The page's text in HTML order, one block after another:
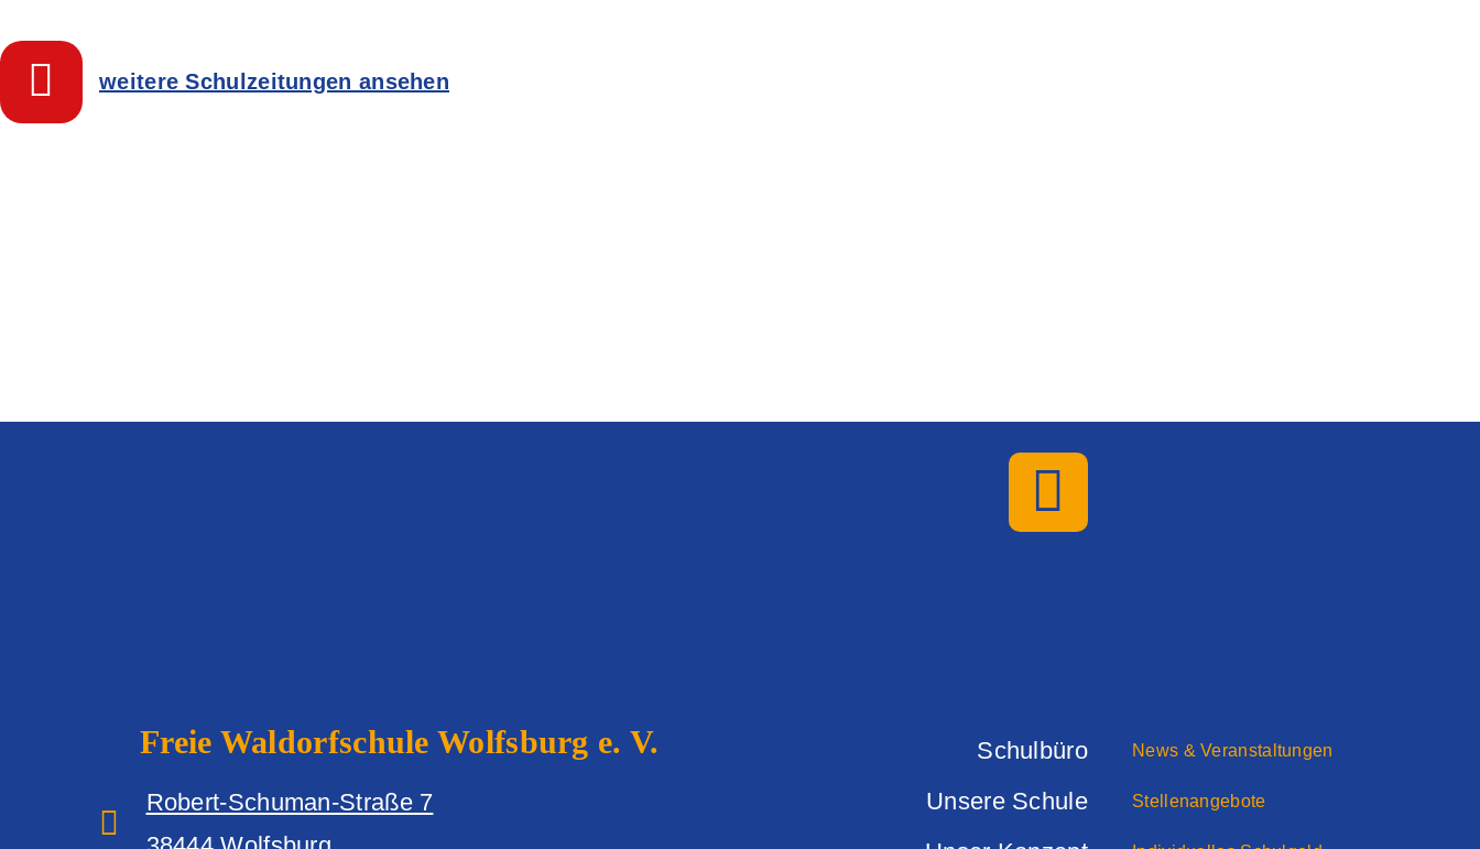
weitere Schulzeitungen ansehen
Freie Waldorfschule Wolfsburg e. V.
Robert-Schuman-Straße 7
Schulbüro
Unsere Schule
News & Veranstaltungen
Stellenangebote